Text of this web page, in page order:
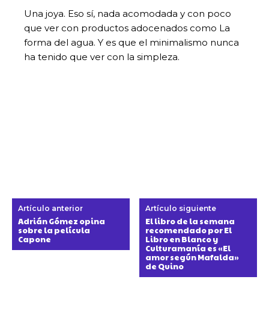
Una joya. Eso sí, nada acomodada y con poco
que ver con productos adocenados como La
forma del agua. Y es que el minimalismo nunca
ha tenido que ver con la simpleza.
Artículo anterior
Adrián Gómez opina
sobre la película
Capone
Artículo siguiente
El libro de la semana
recomendado por El
Libro en Blanco y
Culturamanía es «El
amor según Mafalda»
de Quino